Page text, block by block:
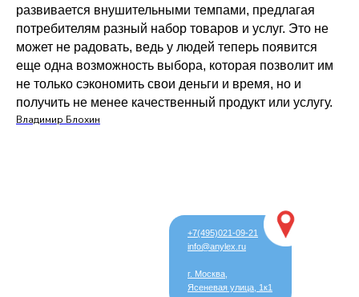
развивается внушительными темпами, предлагая
потребителям разный набор товаров и услуг. Это не
может не радовать, ведь у людей теперь появится
еще одна возможность выбора, которая позволит им
не только сэкономить свои деньги и время, но и
получить не менее качественный продукт или услугу.
Владимир Блохин
+7(495)021-09-21
info@anylex.ru
г. Москва,
Ясеневая улица, 1к1